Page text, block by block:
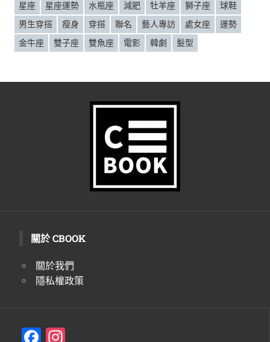
星座
星座運勢 水瓶座 減肥 牡羊座 獅子座
球鞋
男生穿搭
瘦身 穿搭 聯名 藝人專訪 處女座
運勢
金牛座
雙子座 雙魚座 電影 韓劇 髮型
關於 CBOOK
關於我們
隱私權政策
F